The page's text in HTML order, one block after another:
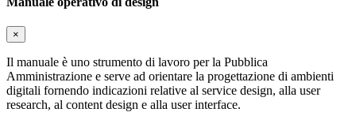
×
Il manuale è uno strumento di lavoro per la Pubblica
Amministrazione e serve ad orientare la progettazione di ambienti
digitali fornendo indicazioni relative al service design, alla user
research, al content design e alla user interface.